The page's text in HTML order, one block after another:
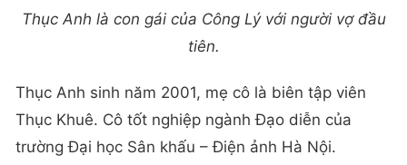
Thục Anh là con gái của Công Lý với người vợ đầu
tiên.
Thục Anh sinh năm 2001, mẹ cô là biên tập viên
Thục Khuê. Cô tốt nghiệp ngành Đạo diễn của
trường Đại học Sân khấu – Điện ảnh Hà Nội.